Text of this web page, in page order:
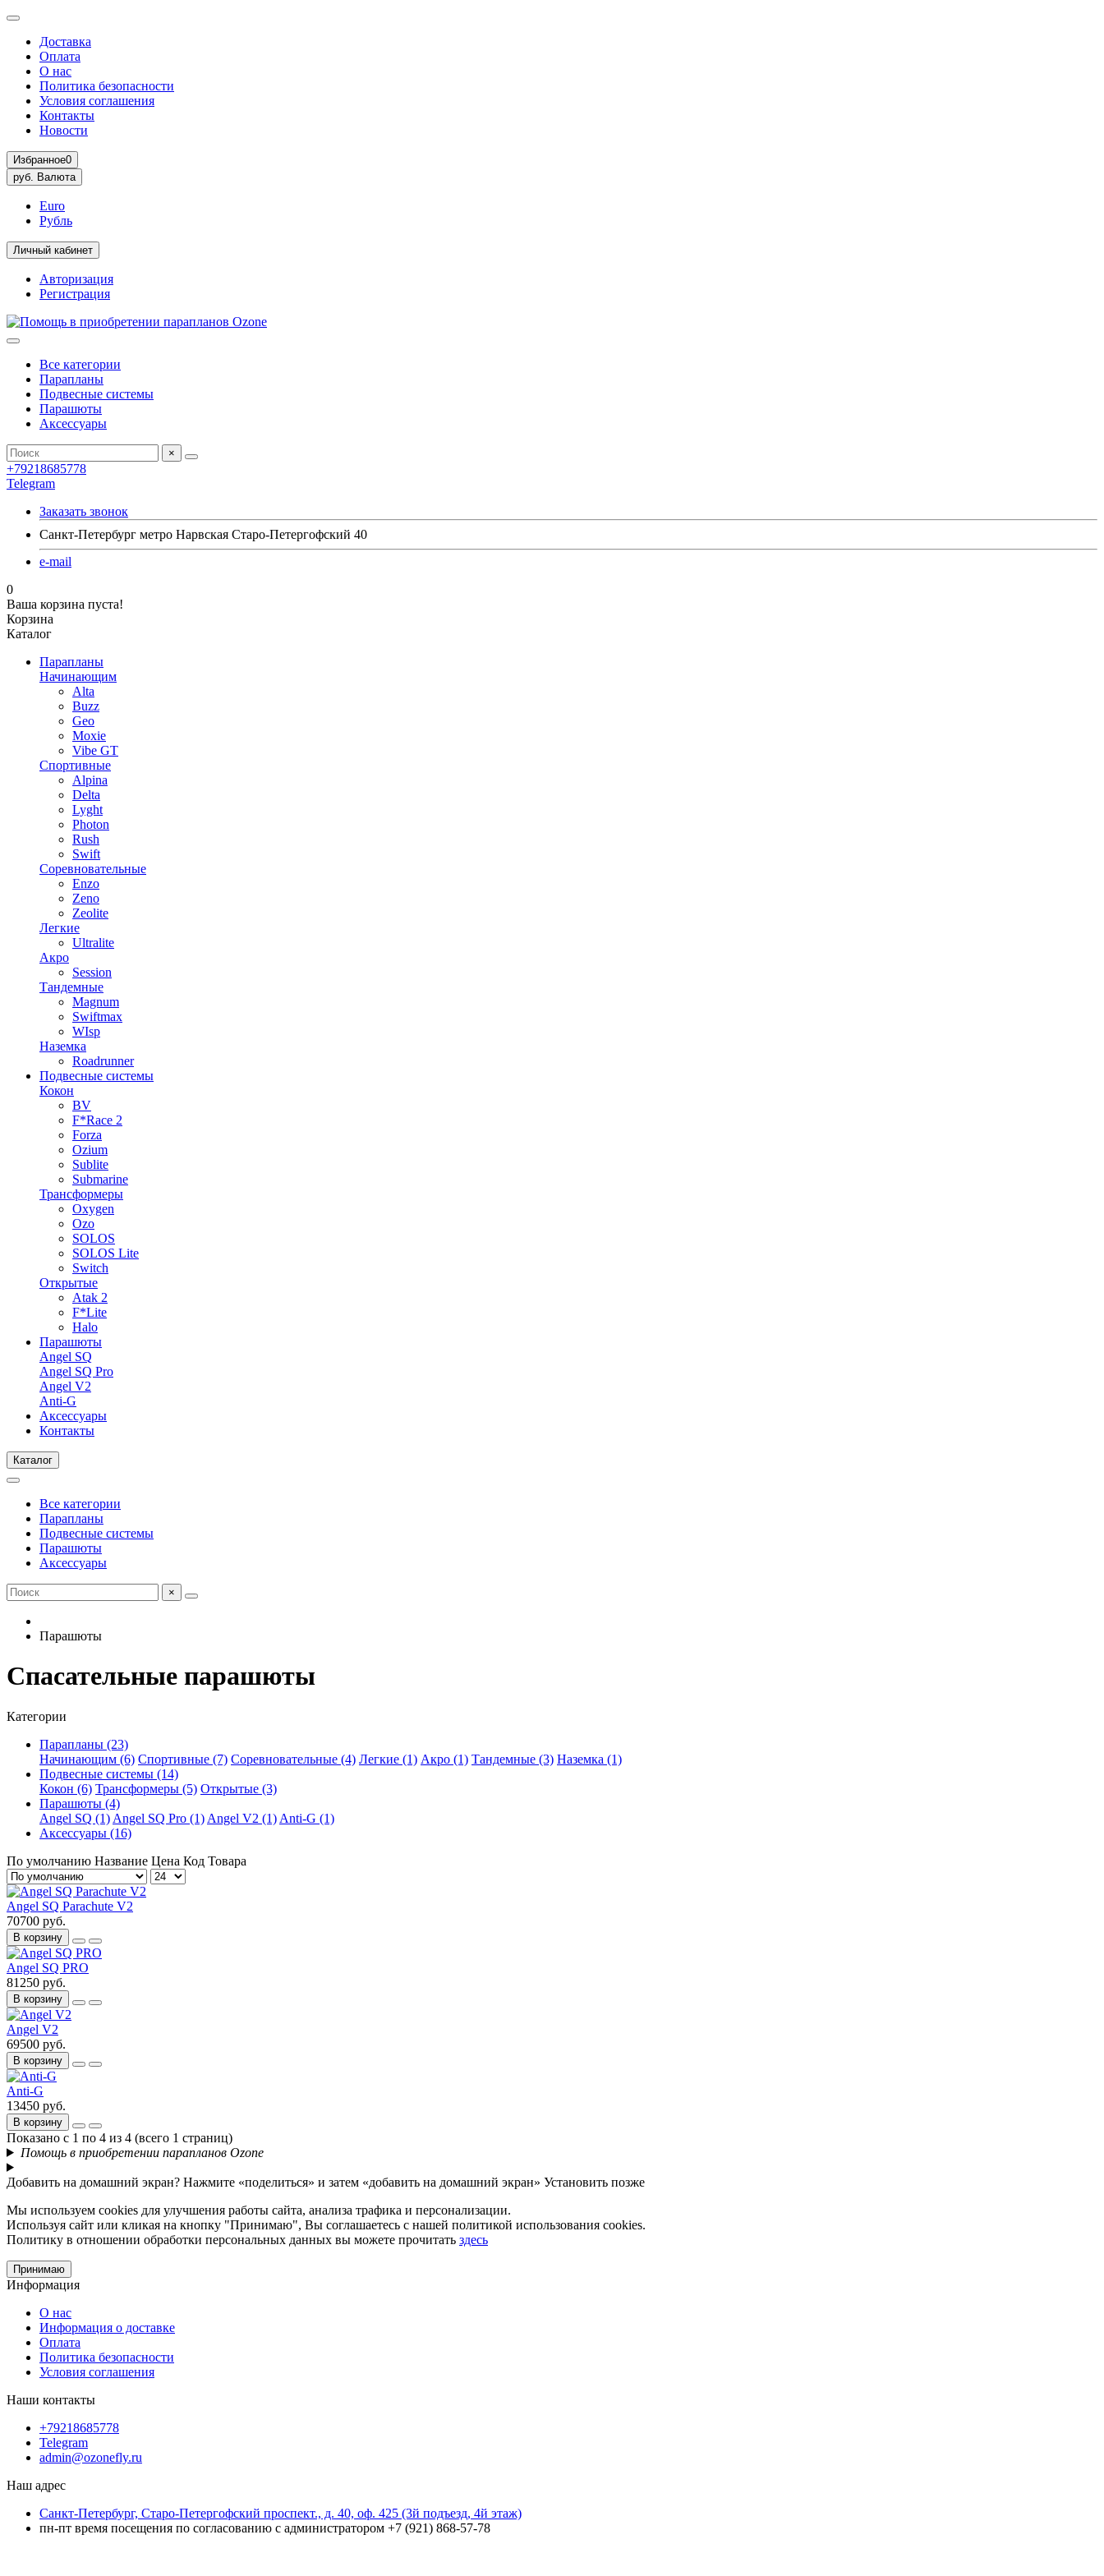
Доставка
Оплата
О нас
Политика безопасности
Условия соглашения
Контакты
Новости
Избранное0
руб. Валюта
Euro
Рубль
Личный кабинет
Авторизация
Регистрация
Все категории
Парапланы
Подвесные системы
Парашюты
Аксессуары
×
+79218685778
Telegram
Заказать звонок
Санкт-Петербург метро Нарвская Старо-Петергофский 40
e-mail
0
Ваша корзина пуста!
Корзина
Каталог
Парапланы
Начинающим
Alta
Buzz
Geo
Moxie
Vibe GT
Спортивные
Alpina
Delta
Lyght
Photon
Rush
Swift
Соревновательные
Enzo
Zeno
Zeolite
Легкие
Ultralite
Акро
Session
Тандемные
Magnum
Swiftmax
WIsp
Наземка
Roadrunner
Подвесные системы
Кокон
BV
F*Race 2
Forza
Ozium
Sublite
Submarine
Трансформеры
Oxygen
Ozo
SOLOS
SOLOS Lite
Switch
Открытые
Atak 2
F*Lite
Halo
Парашюты
Angel SQ
Angel SQ Pro
Angel V2
Anti-G
Аксессуары
Контакты
Каталог
Все категории
Парапланы
Подвесные системы
Парашюты
Аксессуары
×
Парашюты
Спасательные парашюты
Категории
Парапланы (23)
Начинающим (6) Спортивные (7) Соревновательные (4) Легкие (1) Акро (1) Тандемные (3) Наземка (1)
Подвесные системы (14)
Кокон (6) Трансформеры (5) Открытые (3)
Парашюты (4)
Angel SQ (1) Angel SQ Pro (1) Angel V2 (1) Anti-G (1)
Аксессуары (16)
По умолчанию Название Цена Код Товара
Angel SQ Parachute V2
70700 руб.
В корзину
Angel SQ PRO
81250 руб.
В корзину
Angel V2
69500 руб.
В корзину
Anti-G
13450 руб.
В корзину
Показано с 1 по 4 из 4 (всего 1 страниц)
Помощь в приобретении парапланов Ozone
Добавить на домашний экран? Нажмите «поделиться» и затем «добавить на домашний экран» Установить позже
Мы используем cookies для улучшения работы сайта, анализа трафика и персонализации.
Используя сайт или кликая на кнопку "Принимаю", Вы соглашаетесь с нашей политикой использования cookies.
Политику в отношении обработки персональных данных вы можете прочитать здесь
Принимаю
Информация
О нас
Информация о доставке
Оплата
Политика безопасности
Условия соглашения
Наши контакты
+79218685778
Telegram
admin@ozonefly.ru
Наш адрес
Санкт-Петербург, Старо-Петергофский проспект., д. 40, оф. 425 (3й подъезд, 4й этаж)
пн-пт время посещения по согласованию с администратором +7 (921) 868-57-78